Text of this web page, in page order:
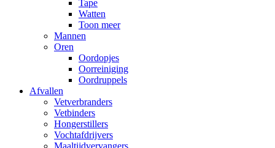
Tape
Watten
Toon meer
Mannen
Oren
Oordopjes
Oorreiniging
Oordruppels
Afvallen
Vetverbranders
Vetbinders
Hongerstillers
Vochtafdrijvers
Maaltijdvervangers